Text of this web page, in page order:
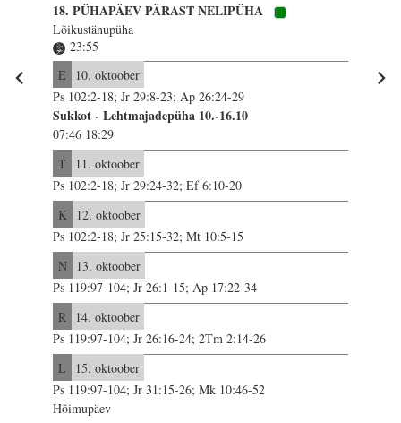
18. PÜHAPÄEV PÄRAST NELIPÜHA
Lõikustänupüha
23:55
E
10. oktoober
Ps 102:2-18; Jr 29:8-23; Ap 26:24-29
Sukkot - Lehtmajadepüha 10.-16.10
07:46 18:29
T
11. oktoober
Ps 102:2-18; Jr 29:24-32; Ef 6:10-20
K
12. oktoober
Ps 102:2-18; Jr 25:15-32; Mt 10:5-15
N
13. oktoober
Ps 119:97-104; Jr 26:1-15; Ap 17:22-34
R
14. oktoober
Ps 119:97-104; Jr 26:16-24; 2Tm 2:14-26
L
15. oktoober
Ps 119:97-104; Jr 31:15-26; Mk 10:46-52
Hõimupäev